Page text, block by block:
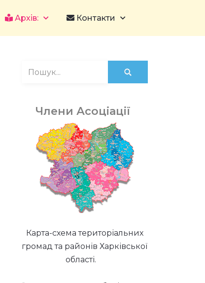
Архів: Контакти
Члени Асоціації
Карта-схема територіальних
громад та районів Харківської
області.